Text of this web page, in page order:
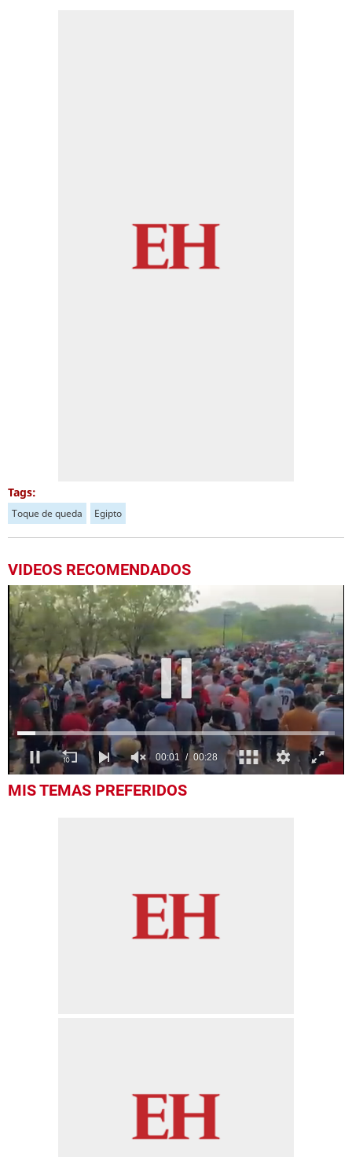
Tags:
Toque de queda Egipto
VIDEOS RECOMENDADOS
seconds
MIS TEMAS PREFERIDOS